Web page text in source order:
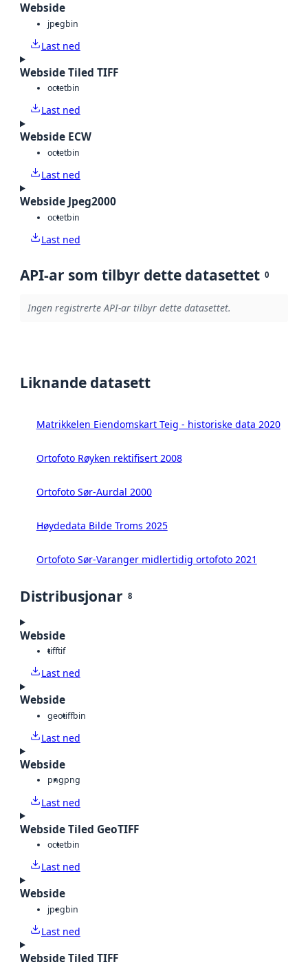
Webside
jpegbin
Last ned
Webside Tiled TIFF
octetbin
Last ned
Webside ECW
octetbin
Last ned
Webside Jpeg2000
octetbin
Last ned
API-ar som tilbyr dette datasettet 0
Ingen registrerte API-ar tilbyr dette datasettet.
Liknande datasett
Matrikkelen Eiendomskart Teig - historiske data 2020
Ortofoto Røyken rektifisert 2008
Ortofoto Sør-Aurdal 2000
Høydedata Bilde Troms 2025
Ortofoto Sør-Varanger midlertidig ortofoto 2021
Distribusjonar 8
Webside
tifftif
Last ned
Webside
geotiffbin
Last ned
Webside
pngpng
Last ned
Webside Tiled GeoTIFF
octetbin
Last ned
Webside
jpegbin
Last ned
Webside Tiled TIFF